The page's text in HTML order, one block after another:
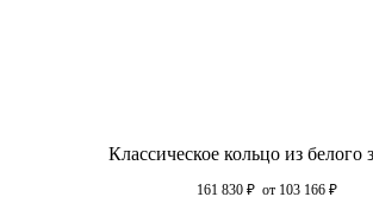
Классическое кольцо из белого
161 830 ₽ от 103 166 ₽